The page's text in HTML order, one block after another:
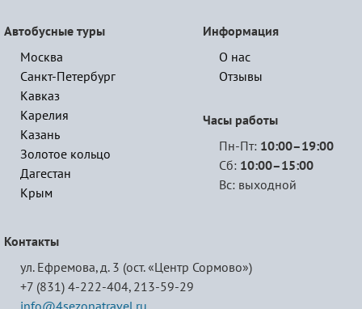
Автобусные туры
Москва
Санкт-Петербург
Кавказ
Карелия
Казань
Золотое кольцо
Дагестан
Крым
Информация
О нас
Отзывы
Часы работы
Пн-Пт: 10:00–19:00
Сб: 10:00–15:00
Вс: выходной
Контакты
ул. Ефремова, д. 3 (ост. «Центр Сормово»)
+7 (831) 4-222-404, 213-59-29